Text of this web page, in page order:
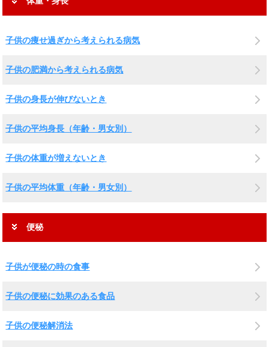
子供の痩せ過ぎから考えられる病気
子供の肥満から考えられる病気
子供の身長が伸びないとき
子供の平均身長（年齢・男女別）
子供の体重が増えないとき
子供の平均体重（年齢・男女別）
便秘
子供が便秘の時の食事
子供の便秘に効果のある食品
子供の便秘解消法